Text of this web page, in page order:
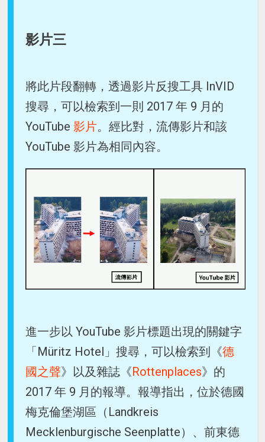
影片三
將此片段翻轉，透過影片反搜工具 InVID
搜尋，可以檢索到一則 2017 年 9 月的
YouTube影片。經比對，流傳影片和該
YouTube 影片為相同內容。
進一步以 YouTube 影片標題出現的關鍵字
「Müritz Hotel」搜尋，可以檢索到《德
國之聲》以及雜誌《Rottenplaces》的
2017 年 9 月的報導。報導指出，位於德國
梅克倫堡湖區（Landkreis
Mecklenburgische Seenplatte）、前東德